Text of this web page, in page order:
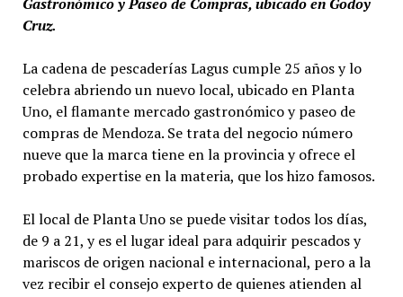
Cruz.
La cadena de pescaderías Lagus cumple 25 años y lo
celebra abriendo un nuevo local, ubicado en Planta
Uno, el flamante mercado gastronómico y paseo de
compras de Mendoza. Se trata del negocio número
nueve que la marca tiene en la provincia y ofrece el
probado expertise en la materia, que los hizo famosos.
El local de Planta Uno se puede visitar todos los días,
de 9 a 21, y es el lugar ideal para adquirir pescados y
mariscos de origen nacional e internacional, pero a la
vez recibir el consejo experto de quienes atienden al